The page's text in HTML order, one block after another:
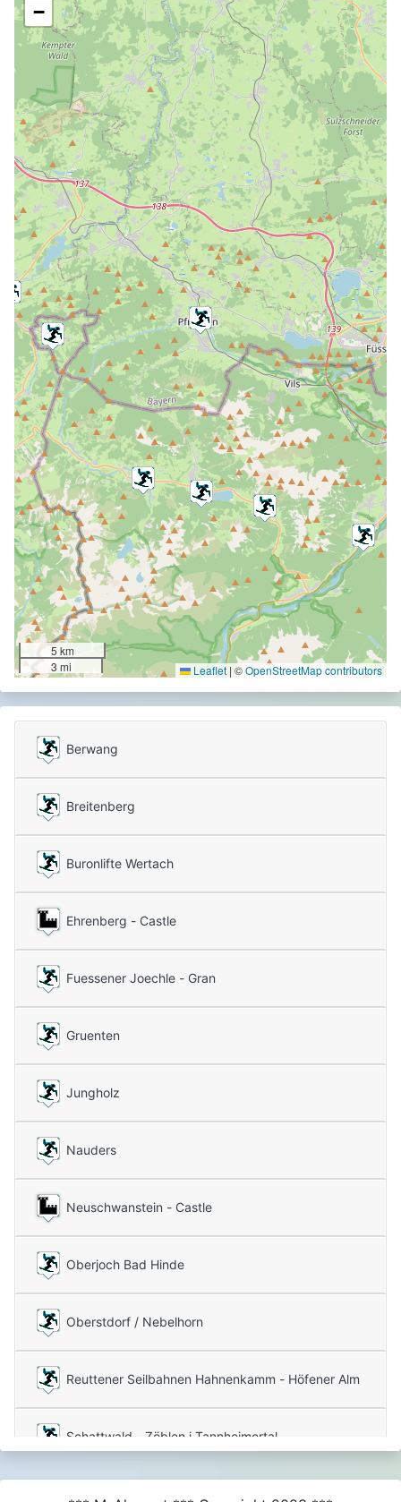
−
5 km
3 mi
Leaflet | ©OpenStreetMap contributors
Berwang
Breitenberg
Buronlifte Wertach
Ehrenberg - Castle
Fuessener Joechle - Gran
Gruenten
Jungholz
Nauders
Neuschwanstein - Castle
Oberjoch Bad Hinde
Oberstdorf / Nebelhorn
Reuttener Seilbahnen Hahnenkamm - Höfener Alm
Schattwald - Zöblen i Tannheimertal